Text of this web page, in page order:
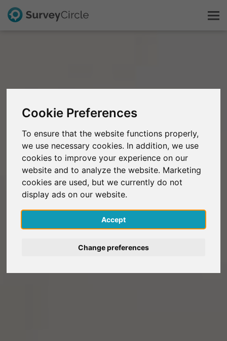
Cookie Preferences
To ensure that the website functions properly,
we use necessary cookies. In addition, we use
cookies to improve your experience on our
website and to analyze the website. Marketing
cookies are used, but we currently do not
display ads on our website.
Accept
Change preferences
Explorer la recherche
FAQ
S'inscrire gratuitement
S'inscrire
English
Deutsch
Nederlands